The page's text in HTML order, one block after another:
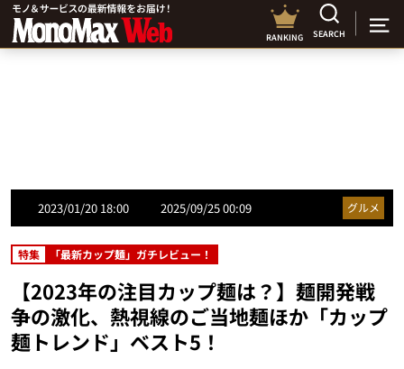
RANKING SEARCH
2023/01/20 18:00 2025/09/25 00:09 グルメ
特集 「最新カップ麺」ガチレビュー！
【2023年の注目カップ麺は？】麺開発戦
争の激化、熱視線のご当地麺ほか「カップ
麺トレンド」ベスト5！